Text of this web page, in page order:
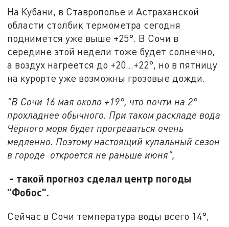
На Кубани, в Ставрополье и Астраханской
области столбик термометра сегодня
поднимется уже выше +25°. В Сочи в
середине этой недели тоже будет солнечно,
а воздух нагреется до +20…+22°, но в пятницу
на курорте уже возможны грозовые дожди.
"В Сочи 16 мая около +19°, что почти на 2°
прохладнее обычного. При таком раскладе вода
Чёрного моря будет прогреваться очень
медленно. Поэтому настоящий купальный сезон
в городе откроется не раньше июня",
- такой прогноз сделал центр погоды
"Фобос".
Сейчас в Сочи температура воды всего 14°,